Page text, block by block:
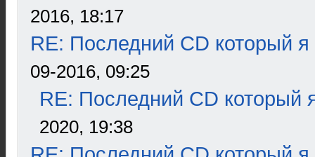
2016, 18:17
RE: Последний CD который я
09-2016, 09:25
RE: Последний CD который
2020, 19:38